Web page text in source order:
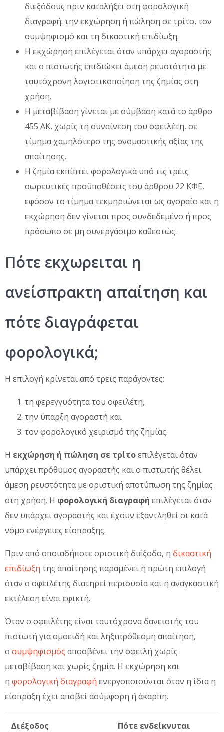
διεξόδους πριν καταλήξει στη φορολογική
διαγραφή: την εκχώρηση ή πώληση σε τρίτο, τον
συμψηφισμό και τη δικαστική επιδίωξη.
Η εκχώρηση επιλέγεται όταν υπάρχει αγοραστής
και ο πιστωτής επιδιώκει άμεση ρευστότητα με
ταυτόχρονη λογιστικοποίηση της ζημίας στη
χρήση.
Η μεταβίβαση γίνεται με σύμβαση κατά το άρθρο
455 ΑΚ, χωρίς τη συναίνεση του οφειλέτη, σε
τίμημα χαμηλότερο της ονομαστικής αξίας της
απαίτησης.
Η ζημία εκπίπτει φορολογικά υπό τις τρεις
σωρευτικές προϋποθέσεις του άρθρου 22 ΚΦΕ,
εφόσον το τίμημα τεκμηριώνεται ως αγοραίο και η
εκχώρηση δεν γίνεται προς συνδεδεμένο ή προς
πρόσωπο σε μη συνεργάσιμο καθεστώς.
Πότε εκχωρειται η
ανείσπρακτη απαίτηση και
πότε διαγράφεται
φορολογικά;
Η επιλογή κρίνεται από τρεις παράγοντες:
τη φερεγγυότητα του οφειλέτη,
την ύπαρξη αγοραστή και
τον φορολογικό χειρισμό της ζημίας.
Η εκχώρηση ή πώληση σε τρίτοεπιλέγεται όταν
υπάρχει πρόθυμος αγοραστής και ο πιστωτής θέλει
άμεση ρευστότητα με οριστική αποτύπωση της ζημίας
στη χρήση. Η φορολογική διαγραφή επιλέγεται όταν
δεν υπάρχει αγοραστής και έχουν εξαντληθεί οι κατά
νόμο ενέργειες είσπραξης.
Πριν από οποιαδήποτε οριστική διέξοδο, η δικαστική
επιδίωξη της απαίτησης παραμένει η πρώτη επιλογή
όταν ο οφειλέτης διατηρεί περιουσία και η αναγκαστική
εκτέλεση είναι εφικτή.
Όταν ο οφειλέτης είναι ταυτόχρονα δανειστής του
πιστωτή για ομοειδή και ληξιπρόθεσμη απαίτηση,
ο συμψηφισμός αποσβένει την οφειλή χωρίς
μεταβίβαση και χωρίς ζημία. Η εκχώρηση και
η φορολογική διαγραφή ενεργοποιούνται όταν η ίδια η
είσπραξη έχει αποβεί ασύμφορη ή άκαρπη.
Διέξοδος Πότε ενδείκνυται